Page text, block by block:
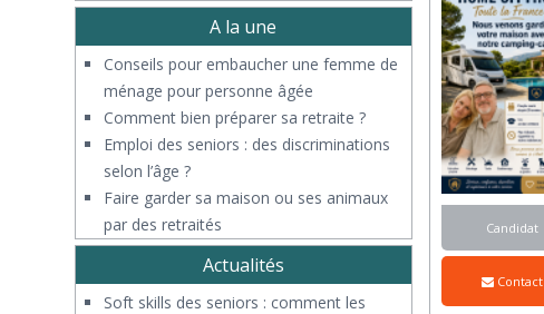
Candidat
Contact
A la une
Conseils pour embaucher une femme de
ménage pour personne âgée
Comment bien préparer sa retraite ?
Emploi des seniors : des discriminations
selon l’âge ?
Faire garder sa maison ou ses animaux
par des retraités
Actualités
Soft skills des seniors : comment les